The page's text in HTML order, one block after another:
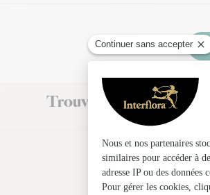
Trouvez un fleuriste